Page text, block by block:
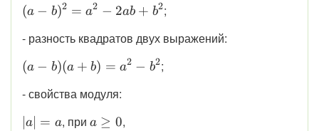
\displaystyle
a^2 - 2ab +
b^2
(a − b)2 = a2 − 2ab + b2;
- разность квадратов двух выражений:
\displaystyle
b) = a^2 -
b^2
(a − b)(a + b) = a2 − b2;
- свойства модуля:
\displaystyle
a = a, при \displaystyle
a ≥ 0,